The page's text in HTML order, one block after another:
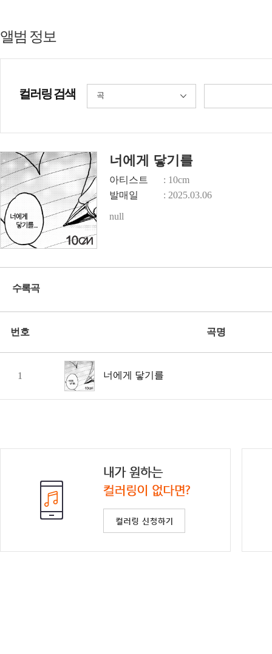
앨범 정보
컬러링 검색 곡
너에게 닿기를
아티스트
: 10cm
발매일
: 2025.03.06
null
수록곡
번호 곡명
1 너에게 닿기를